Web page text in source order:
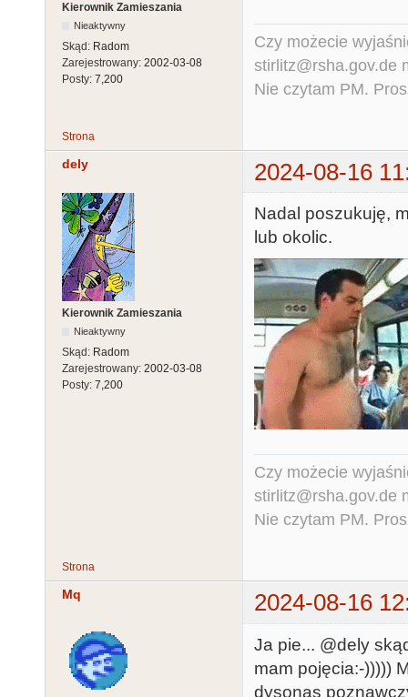
Kierownik Zamieszania
Nieaktywny
Skąd: Radom
Zarejestrowany: 2002-03-08
Posty: 7,200
Czy możecie
stirlitz@rsha.gov.de
Nie czytam PM.
Strona
dely 2024-08-16
Kierownik Zamieszania
Nieaktywny
Skąd: Radom
Zarejestrowany: 2002-03-08
Posty: 7,200
Nadal poszukuję,
lub okolic.
Czy możecie
stirlitz@rsha.gov.de
Nie czytam PM.
Strona
Mq 2024-08-16
Ja pie... @dely
mam pojęcia:-)))))
dysonas